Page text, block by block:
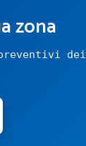
zona
dei